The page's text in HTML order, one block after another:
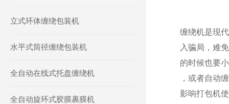
立式环体缠绕包装机
水平式筒径缠绕包装机
全自动在线式托盘缠绕机
全自动旋环式胶膜裹膜机
缠绕机是现
入骗局，难
的时候也要
，或者自动
影响打包机